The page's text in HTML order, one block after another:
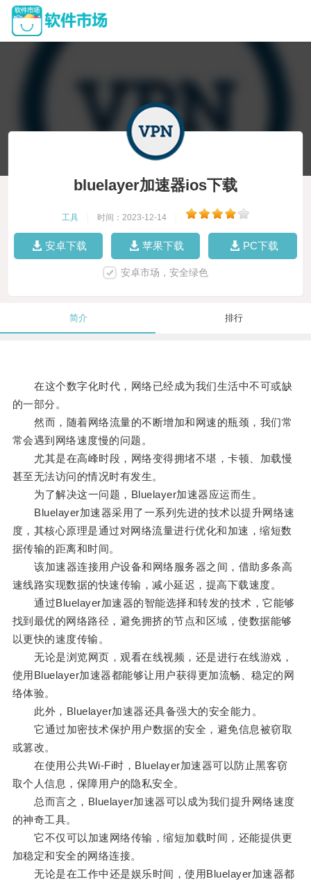
bluelayer加速器ios下载
工具 时间：2023-12-14
安卓下载 苹果下载 PC下载
安卓市场，安全绿色
简介 排行
在这个数字化时代，网络已经成为我们生活中不可或缺
的一部分。
然而，随着网络流量的不断增加和网速的瓶颈，我们常
常会遇到网络速度慢的问题。
尤其是在高峰时段，网络变得拥堵不堪，卡顿、加载慢
甚至无法访问的情况时有发生。
为了解决这一问题，Bluelayer加速器应运而生。
Bluelayer加速器采用了一系列先进的技术以提升网络速
度，其核心原理是通过对网络流量进行优化和加速，缩短数
据传输的距离和时间。
该加速器连接用户设备和网络服务器之间，借助多条高
速线路实现数据的快速传输，减小延迟，提高下载速度。
通过Bluelayer加速器的智能选择和转发的技术，它能够
找到最优的网络路径，避免拥挤的节点和区域，使数据能够
以更快的速度传输。
无论是浏览网页，观看在线视频，还是进行在线游戏，
使用Bluelayer加速器都能够让用户获得更加流畅、稳定的网
络体验。
此外，Bluelayer加速器还具备强大的安全能力。
它通过加密技术保护用户数据的安全，避免信息被窃取
或篡改。
在使用公共Wi-Fi时，Bluelayer加速器可以防止黑客窃
取个人信息，保障用户的隐私安全。
总而言之，Bluelayer加速器可以成为我们提升网络速度
的神奇工具。
它不仅可以加速网络传输，缩短加载时间，还能提供更
加稳定和安全的网络连接。
无论是在工作中还是娱乐时间，使用Bluelayer加速器都